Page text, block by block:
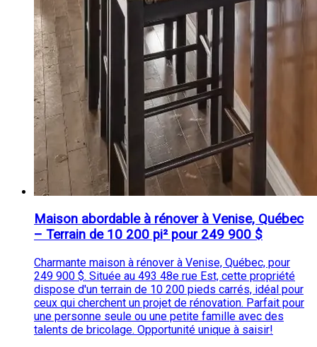
Maison abordable à rénover à Venise, Québec
– Terrain de 10 200 pi² pour 249 900 $
Charmante maison à rénover à Venise, Québec, pour
249 900 $. Située au 493 48e rue Est, cette propriété
dispose d'un terrain de 10 200 pieds carrés, idéal pour
ceux qui cherchent un projet de rénovation. Parfait pour
une personne seule ou une petite famille avec des
talents de bricolage. Opportunité unique à saisir!